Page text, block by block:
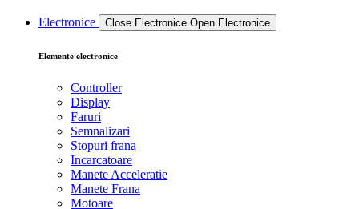
Electronice Close Electronice Open Electronice
Elemente electronice
Controller
Display
Faruri
Semnalizari
Stopuri frana
Incarcatoare
Manete Acceleratie
Manete Frana
Motoare